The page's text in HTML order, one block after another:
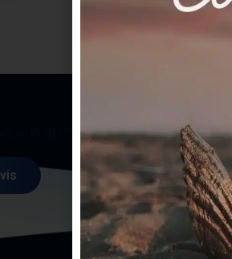
AG590272613 BANDE
Ajouter au devis